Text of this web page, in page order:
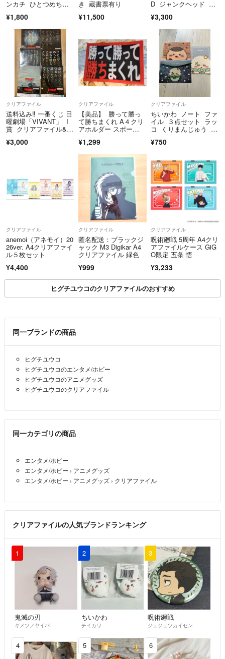
ンカチ ひとつめちゃ
¥1,800
き 蔵書票有り
¥11,500
D ジャンクヘッド 堀
グチユウコポストカー
¥3,300
クリアファイル
送料込み‼️ 一番くじ 日
曜劇場「VIVANT」 I
賞 クリアファイル&ス
¥3,000
クリアファイル
【美品】 勝って勝っ
て勝ちまくれ A４クリ
アホルダー スポー
¥1,299
クリアファイル
ちいかわ ノート ファ
イル ３点セット ラッ
コ くりまんじゅう 未
¥750
クリアファイル
anemoi（アネモイ）20
26ver. A4クリアファイ
ル５枚セット
¥4,400
クリアファイル
匿名配送：ブラックジ
ャック M3 Digikar A4
クリアファイル 緑色
¥999
クリアファイル
呪術廻戦 5周年 A4クリ
アファイルケース GiG
O限定 五条 悟
¥3,233
ヒグチユウコのクリアファイルのおすすめ
同一ブランドの商品
ヒグチユウコ
ヒグチユウコのエンタメ/ホビー
ヒグチユウコのアニメグッズ
ヒグチユウコのクリアファイル
同一カテゴリの商品
エンタメ/ホビー
エンタメ/ホビー › アニメグッズ
エンタメ/ホビー › アニメグッズ › クリアファイル
クリアファイルの人気ブランドランキング
1
鬼滅の刃
キメツノヤイバ
2
ちいかわ
チイカワ
3
呪術廻戦
ジュジュツカイセン
4 5 6